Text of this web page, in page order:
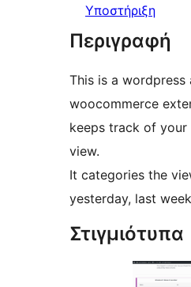
Υποστήριξη
Περιγραφή
This is a wordpress
woocommerce
keeps track of
view.
It categories the
yesterday, last
Στιγμιότυπα